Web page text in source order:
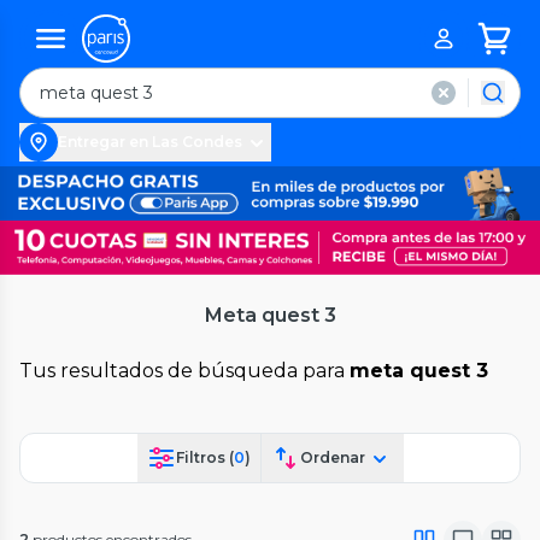
Meta quest 3
Tus resultados de búsqueda para meta quest 3
Filtros (0) Ordenar